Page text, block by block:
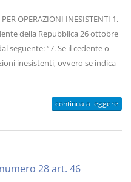
OPERAZIONI INESISTENTI 1.
della Repubblica 26 ottobre
seguente: “7. Se il cedente o
inesistenti, ovvero se indica
continua a leggere
28 art. 46